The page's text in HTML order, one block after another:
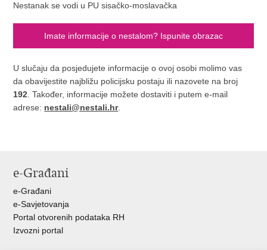
Nestanak se vodi u PU sisačko-moslavačka
Imate informacije o nestalom? Ispunite obrazac
U slučaju da posjedujete informacije o ovoj osobi molimo vas
da obavijestite najbližu policijsku postaju ili nazovete na broj
192. Također, informacije možete dostaviti i putem e-mail
adrese: nestali@nestali.hr.
e-Građani
e-Građani
e-Savjetovanja
Portal otvorenih podataka RH
Izvozni portal